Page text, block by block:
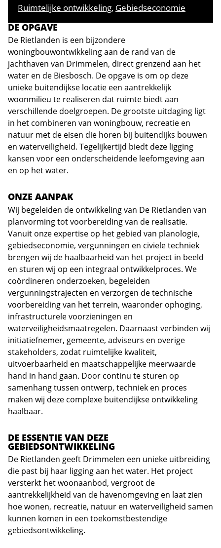
Ruimtelijke ontwikkeling, Gebiedseconomie
DE OPGAVE
De Rietlanden is een bijzondere
woningbouwontwikkeling aan de rand van de
jachthaven van Drimmelen, direct grenzend aan het
water en de Biesbosch. De opgave is om op deze
unieke buitendijkse locatie een aantrekkelijk
woonmilieu te realiseren dat ruimte biedt aan
verschillende doelgroepen. De grootste uitdaging ligt
in het combineren van woningbouw, recreatie en
natuur met de eisen die horen bij buitendijks bouwen
en waterveiligheid. Tegelijkertijd biedt deze ligging
kansen voor een onderscheidende leefomgeving aan
en op het water.
ONZE AANPAK
Wij begeleiden de ontwikkeling van De Rietlanden van
planvorming tot voorbereiding van de realisatie.
Vanuit onze expertise op het gebied van planologie,
gebiedseconomie, vergunningen en civiele techniek
brengen wij de haalbaarheid van het project in beeld
en sturen wij op een integraal ontwikkelproces. We
coördineren onderzoeken, begeleiden
vergunningstrajecten en verzorgen de technische
voorbereiding van het terrein, waaronder ophoging,
infrastructurele voorzieningen en
waterveiligheidsmaatregelen. Daarnaast verbinden wij
initiatiefnemer, gemeente, adviseurs en overige
stakeholders, zodat ruimtelijke kwaliteit,
uitvoerbaarheid en maatschappelijke meerwaarde
hand in hand gaan. Door continu te sturen op
samenhang tussen ontwerp, techniek en proces
maken wij deze complexe buitendijkse ontwikkeling
haalbaar.
DE ESSENTIE VAN DEZE
GEBIEDSONTWIKKELING
De Rietlanden geeft Drimmelen een unieke uitbreiding
die past bij haar ligging aan het water. Het project
versterkt het woonaanbod, vergroot de
aantrekkelijkheid van de havenomgeving en laat zien
hoe wonen, recreatie, natuur en waterveiligheid samen
kunnen komen in een toekomstbestendige
gebiedsontwikkeling.